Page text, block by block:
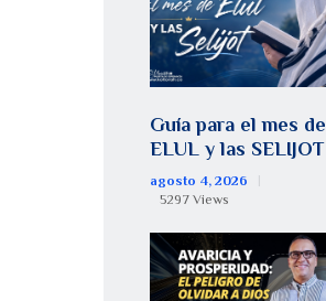
Guía para el mes de
ELUL y las SELIJOT
agosto 4, 2026
5297 Views